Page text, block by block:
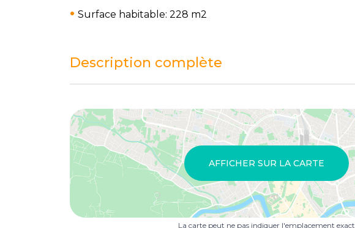
Surface habitable: 228 m2
Description complète
AFFICHER SUR LA CARTE
La carte peut ne pas indiquer l'emplacement exact